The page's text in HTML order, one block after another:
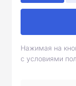
Нажимая на
с условиями